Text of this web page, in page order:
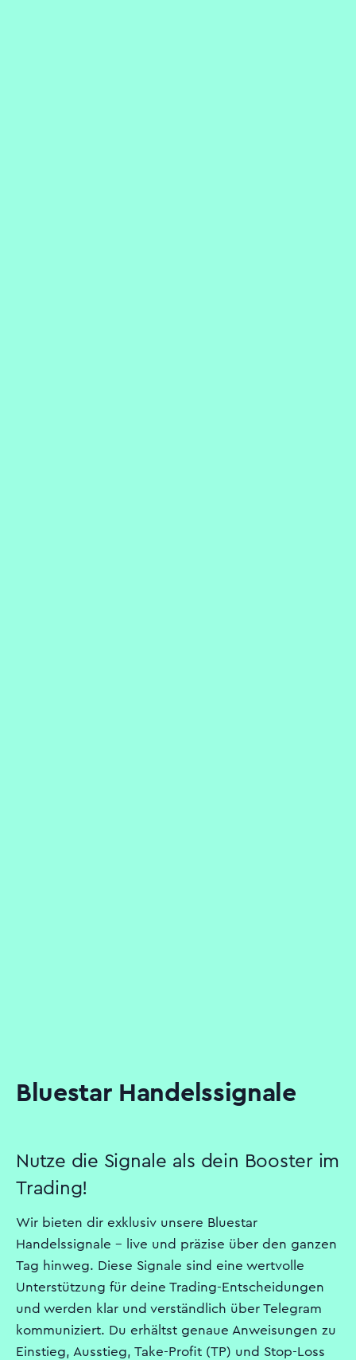
Bluestar Handelssignale
Nutze die Signale als dein Booster im
Trading!
Wir bieten dir exklusiv unsere Bluestar
Handelssignale – live und präzise über den ganzen
Tag hinweg. Diese Signale sind eine wertvolle
Unterstützung für deine Trading-Entscheidungen
und werden klar und verständlich über Telegram
kommuniziert. Du erhältst genaue Anweisungen zu
Einstieg, Ausstieg, Take-Profit (TP) und Stop-Loss